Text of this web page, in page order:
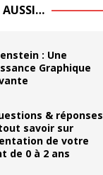
AUSSI…
: Une
Graphique
& réponses
savoir sur
de votre
de 0 à 2 ans